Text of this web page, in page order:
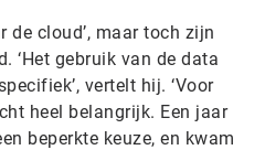
de cloud’, maar toch zijn
‘Het gebruik van de data
vertelt hij. ‘Voor
heel belangrijk. Een jaar
beperkte keuze, en kwam